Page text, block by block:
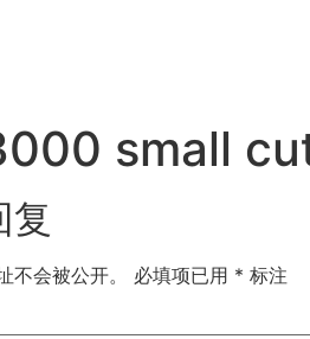
small
复
不会被公开。 必填项已用 * 标注